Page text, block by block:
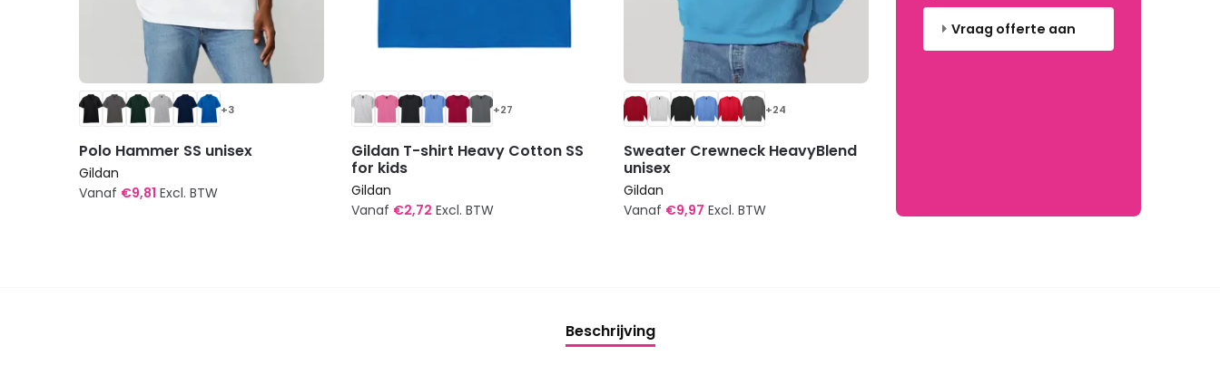
+3
Polo Hammer SS unisex
Gildan
Vanaf €9,81 Excl. BTW
+27
Gildan T-shirt Heavy Cotton SS
for kids
Gildan
Vanaf €2,72 Excl. BTW
+24
Sweater Crewneck HeavyBlend
unisex
Gildan
Vanaf €9,97 Excl. BTW
variaties.
Vraag offerte aan
Beschrijving